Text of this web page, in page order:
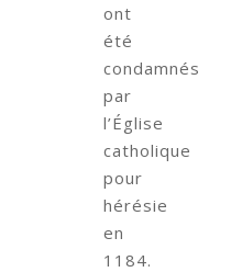
ont
été
condamnés
par
l’Église
catholique
pour
hérésie
en
1184.